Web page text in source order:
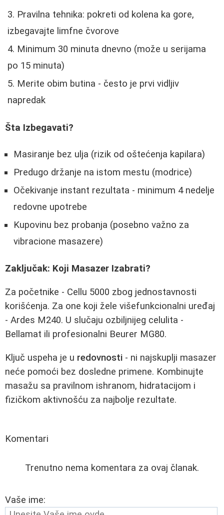
Pravilna tehnika: pokreti od kolena ka gore,
izbegavajte limfne čvorove
Minimum 30 minuta dnevno (može u serijama
po 15 minuta)
Merite obim butina - često je prvi vidljiv
napredak
Šta Izbegavati?
Masiranje bez ulja (rizik od oštećenja kapilara)
Predugo držanje na istom mestu (modrice)
Očekivanje instant rezultata - minimum 4 nedelje
redovne upotrebe
Kupovinu bez probanja (posebno važno za
vibracione masazere)
Zaključak: Koji Masazer Izabrati?
Za početnike - Cellu 5000 zbog jednostavnosti
korišćenja. Za one koji žele višefunkcionalni uređaj
- Ardes M240. U slučaju ozbiljnijeg celulita -
Bellamat ili profesionalni Beurer MG80.
Ključ uspeha je u redovnosti - ni najskuplji masazer
neće pomoći bez dosledne primene. Kombinujte
masažu sa pravilnom ishranom, hidratacijom i
fizičkom aktivnošću za najbolje rezultate.
Komentari
Trenutno nema komentara za ovaj članak.
Vaše ime: